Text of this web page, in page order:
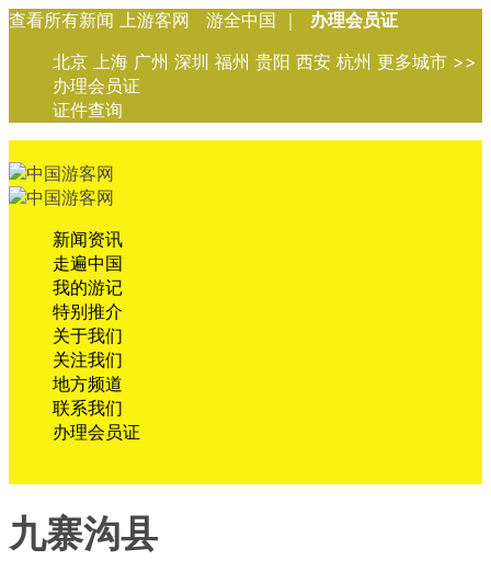
查看所有新闻 上游客网 游全中国 ｜
办理会员证
北京 上海 广州 深圳 福州 贵阳 西安 杭州 更多城市 >>
办理会员证
证件查询
新闻资讯
走遍中国
我的游记
特别推介
关于我们
关注我们
地方频道
联系我们
办理会员证
九寨沟县